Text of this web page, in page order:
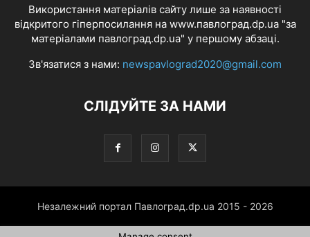
Використання матеріалів сайту лише за наявності
відкритого гіперпосилання на www.павлоград.dp.ua "за
матеріалами павлоград.dp.ua" у першому абзаці.
Зв'язатися з нами: newspavlograd2020@gmail.com
СЛІДУЙТЕ ЗА НАМИ
Незалежний портал Павлоград.dp.ua 2015 - 2026